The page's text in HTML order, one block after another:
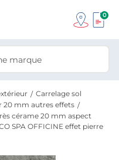
0
Carrelage sol
20 mm autres effets
cérame 20 mm aspect
SPA OFFICINE effet pierre